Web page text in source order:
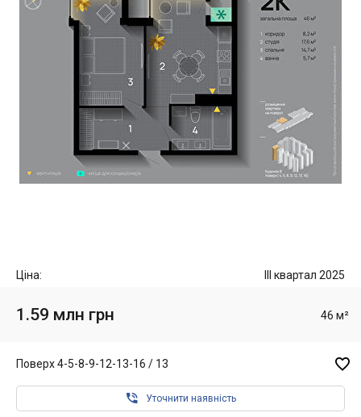
Ціна: III квартал 2025
1.59 млн грн 46 м²
Поверх 4-5-8-9-12-13-16 / 13 
 Уточнити наявність